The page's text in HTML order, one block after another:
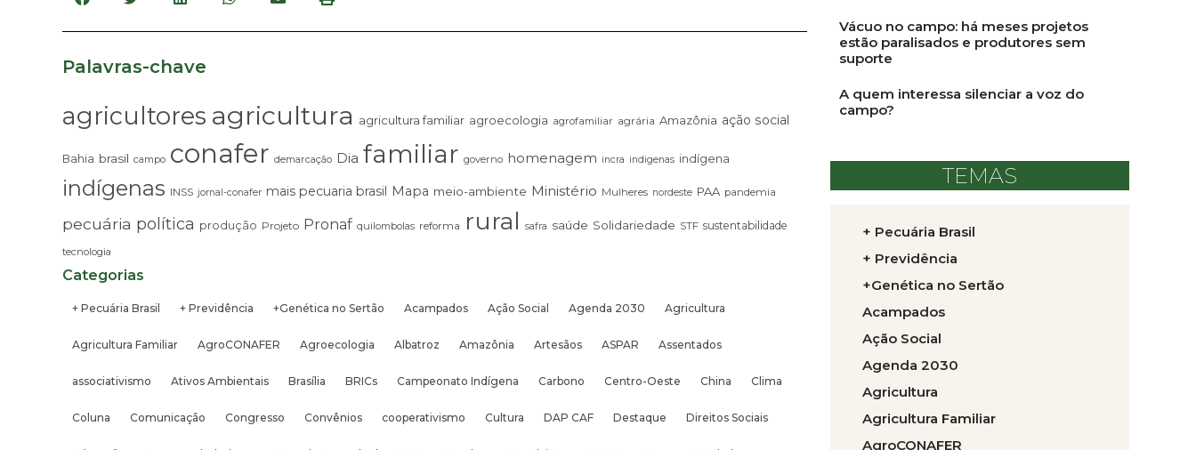
Palavras-chave
agricultores agricultura agricultura familiar agroecologia agrofamiliar agrária Amazônia ação social
Bahia brasil campo conafer demarcação Dia familiar governo homenagem incra indigenas indígena
indígenas INSS jornal-conafer mais pecuaria brasil Mapa meio-ambiente Ministério Mulheres nordeste PAA pandemia
pecuária política produção Projeto Pronaf quilombolas reforma rural safra saúde Solidariedade STF sustentabilidade
tecnologia
Categorias
+ Pecuária Brasil + Previdência +Genética no Sertão Acampados Ação Social Agenda 2030 Agricultura
Agricultura Familiar AgroCONAFER Agroecologia Albatroz Amazônia Artesãos ASPAR Assentados
associativismo Ativos Ambientais Brasília BRICs Campeonato Indígena Carbono Centro-Oeste China Clima
Coluna Comunicação Congresso Convênios cooperativismo Cultura DAP CAF Destaque Direitos Sociais
Vácuo no campo: há meses projetos
estão paralisados e produtores sem
suporte
A quem interessa silenciar a voz do
campo?
TEMAS
+ Pecuária Brasil
+ Previdência
+Genética no Sertão
Acampados
Ação Social
Agenda 2030
Agricultura
Agricultura Familiar
AgroCONAFER